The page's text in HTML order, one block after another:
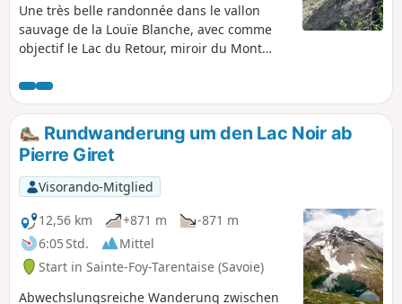
Une très belle randonnée dans le vallon
sauvage de la Louïe Blanche, avec comme
objectif le Lac du Retour, miroir du Mont
Rundwanderung um den Lac Noir ab
Pierre Giret
Visorando-Mitglied
12,56 km
+871 m
-871 m
6:05 Std.
Mittel
Start in Sainte-Foy-Tarentaise (Savoie)
Abwechslungsreiche Wanderung zwischen